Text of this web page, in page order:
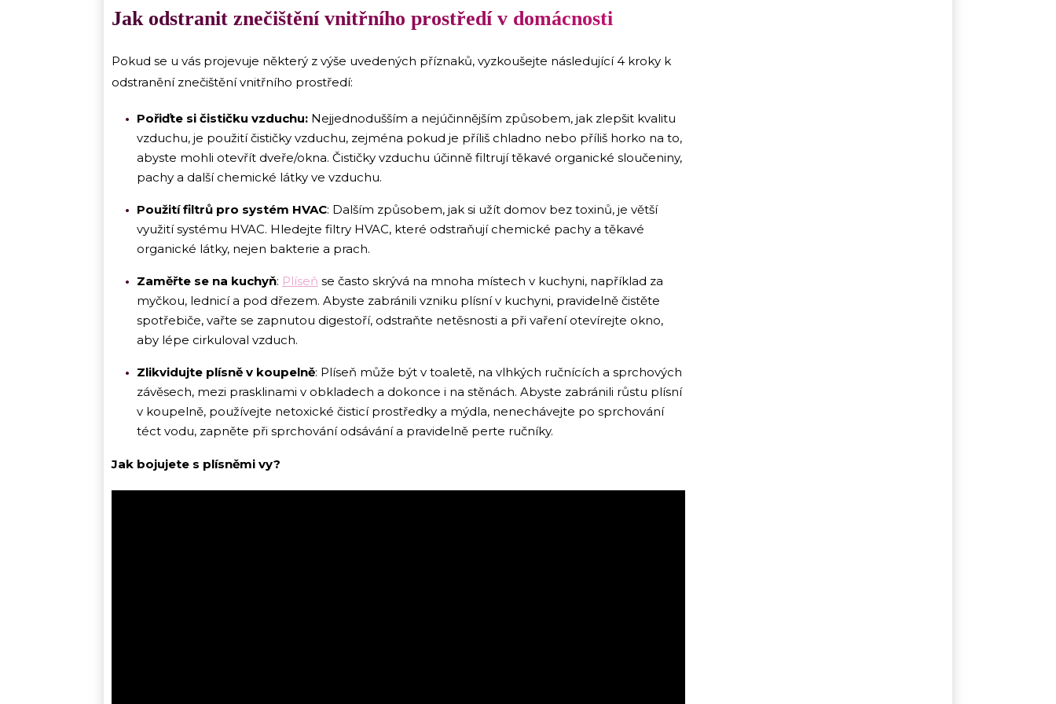
Jak odstranit znečištění vnitřního prostředí v domácnosti
Pokud se u vás projevuje některý z výše uvedených příznaků, vyzkoušejte následující 4 kroky k
odstranění znečištění vnitřního prostředí:
Pořiďte si čističku vzduchu: Nejjednodušším a nejúčinnějším způsobem, jak zlepšit kvalitu
vzduchu, je použití čističky vzduchu, zejména pokud je příliš chladno nebo příliš horko na to,
abyste mohli otevřít dveře/okna. Čističky vzduchu účinně filtrují těkavé organické sloučeniny,
pachy a další chemické látky ve vzduchu.
Použití filtrů pro systém HVAC: Dalším způsobem, jak si užít domov bez toxinů, je větší
využití systému HVAC. Hledejte filtry HVAC, které odstraňují chemické pachy a těkavé
organické látky, nejen bakterie a prach.
Zaměřte se na kuchyň: Plíseň se často skrývá na mnoha místech v kuchyni, například za
myčkou, lednicí a pod dřezem. Abyste zabránili vzniku plísní v kuchyni, pravidelně čistěte
spotřebiče, vařte se zapnutou digestoří, odstraňte netěsnosti a při vaření otevírejte okno,
aby lépe cirkuloval vzduch.
Zlikvidujte plísně v koupelně: Plíseň může být v toaletě, na vlhkých ručnících a sprchových
závěsech, mezi prasklinami v obkladech a dokonce i na stěnách. Abyste zabránili růstu plísní
v koupelně, používejte netoxické čisticí prostředky a mýdla, nenechávejte po sprchování
téct vodu, zapněte při sprchování odsávání a pravidelně perte ručníky.
Jak bojujete s plísněmi vy?